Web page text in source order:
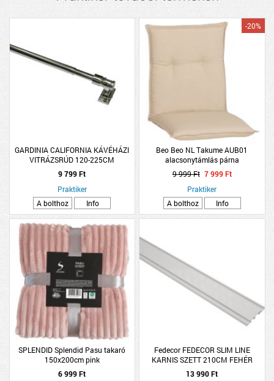
GARDINIA CALIFORNIA KÁVÉHÁZI
VITRÁZSRÚD 120-225CM
9 799 Ft
Praktiker
A bolthoz
Info
Beo Beo NL Takume AUB01
alacsonytámlás párna
-20%
9 999 Ft 7 999 Ft
Praktiker
A bolthoz
Info
SPLENDID Splendid Pasu takaró
150x200cm pink
6 999 Ft
Fedecor FEDECOR SLIM LINE
KARNIS SZETT 210CM FEHÉR
ALUMÍNIUM KÉTSOROS
13 990 Ft